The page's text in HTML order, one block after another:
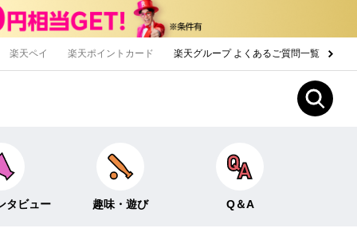
楽天ペイ 楽天ポイントカード 楽天グループ よくあるご質問一覧
タビュー 趣味・遊び Q＆A